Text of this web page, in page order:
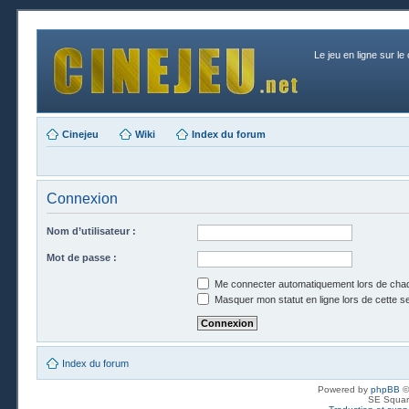
Le jeu en ligne sur le
Cinejeu Wiki Index du forum
Connexion
Nom d’utilisateur :
Mot de passe :
Me connecter automatiquement lors de
Masquer mon statut en ligne lors de cette
Index du forum
Powered by phpBB
SE